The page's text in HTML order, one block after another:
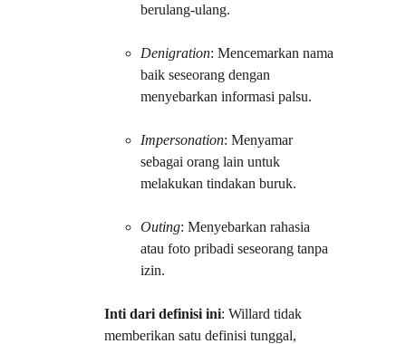
berulang-ulang.
Denigration: Mencemarkan nama
baik seseorang dengan
menyebarkan informasi palsu.
Impersonation: Menyamar
sebagai orang lain untuk
melakukan tindakan buruk.
Outing: Menyebarkan rahasia
atau foto pribadi seseorang tanpa
izin.
Inti dari definisi ini: Willard tidak
memberikan satu definisi tunggal,